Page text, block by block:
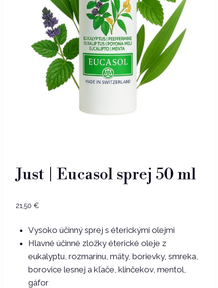
Just | Eucasol sprej 50 ml
21,50 €
Vysoko účinný sprej s éterickými olejmi
Hlavné účinné zložky éterické oleje z
eukalyptu, rozmarínu, mäty, borievky, smreka,
borovice lesnej a kľače, klinčekov, mentol,
gáfor